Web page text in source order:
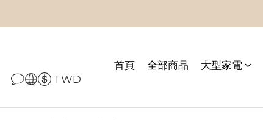
TWD
首頁 全部商品 大型家電